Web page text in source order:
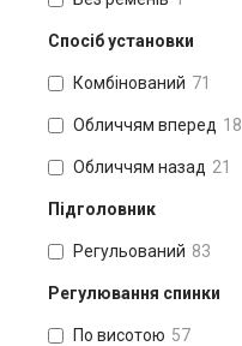
Спосіб установки
Комбінований 71
Обличчям вперед 18
Обличчям назад 21
Підголовник
Регульований 83
Регулювання спинки
По висотою 57